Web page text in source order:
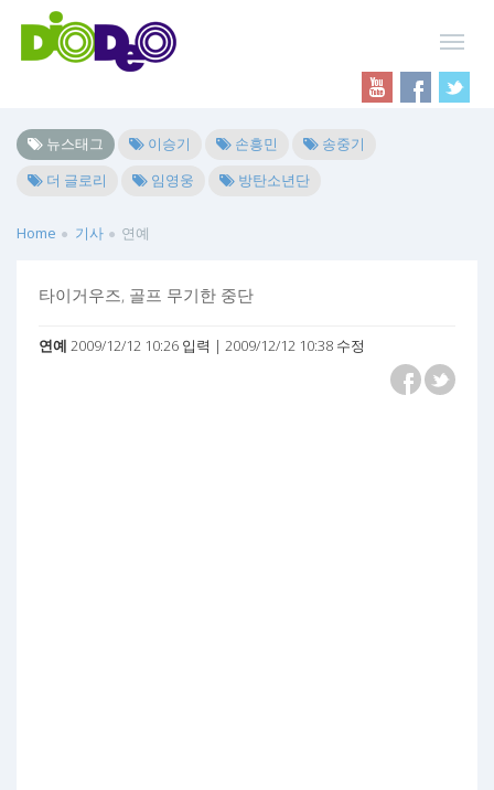
뉴스태그 이승기 손흥민
송중기
더 글로리
임영웅 방탄소년단
Home 기사 연예
타이거우즈, 골프 무기한 중단
연예 2009/12/12 10:26 입력 | 2009/12/12 10:38 수정